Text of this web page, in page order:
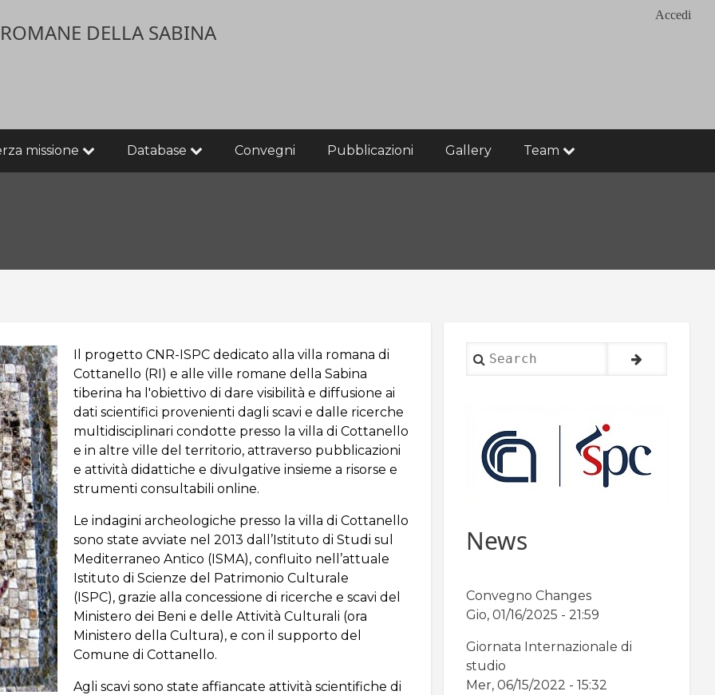
Accedi
DELLA SABINA
missione Database Convegni Pubblicazioni Gallery Team
Il progetto CNR-ISPC dedicato alla villa romana di
Cottanello (RI) e alle ville romane della Sabina
tiberina ha l'obiettivo di dare visibilità e diffusione ai
dati scientifici provenienti dagli scavi e dalle ricerche
multidisciplinari condotte presso la villa di Cottanello
e in altre ville del territorio, attraverso pubblicazioni
e attività didattiche e divulgative insieme a risorse e
strumenti consultabili online.
Le indagini archeologiche presso la villa di Cottanello
sono state avviate nel 2013 dall’Istituto di Studi sul
Mediterraneo Antico (ISMA), confluito nell’attuale
Istituto di Scienze del Patrimonio Culturale
(ISPC), grazie alla concessione di ricerche e scavi del
Ministero dei Beni e delle Attività Culturali (ora
Ministero della Cultura), e con il supporto del
Comune di Cottanello.
Agli scavi sono state affiancate attività scientifiche di
Search
News
Convegno Changes
Gio, 01/16/2025 - 21:59
Giornata Internazionale di
studio
Mer, 06/15/2022 - 15:32